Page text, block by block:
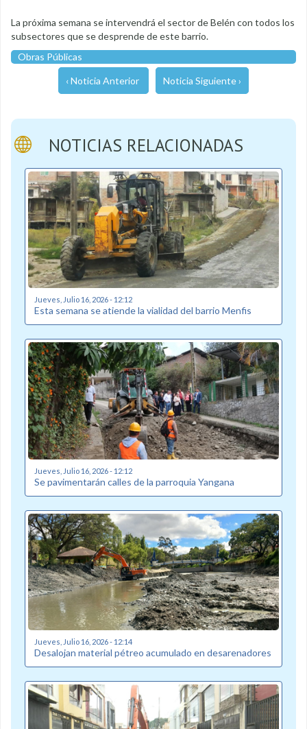
La próxima semana se intervendrá el sector de Belén con todos los
subsectores que se desprende de este barrio.
Obras Públicas
‹ Noticia Anterior Noticia Siguiente ›
NOTICIAS RELACIONADAS
Jueves, Julio 16, 2026 - 12:12
Esta semana se atiende la vialidad del barrio Menfis
Jueves, Julio 16, 2026 - 12:12
Se pavimentarán calles de la parroquia Yangana
Jueves, Julio 16, 2026 - 12:14
Desalojan material pétreo acumulado en desarenadores